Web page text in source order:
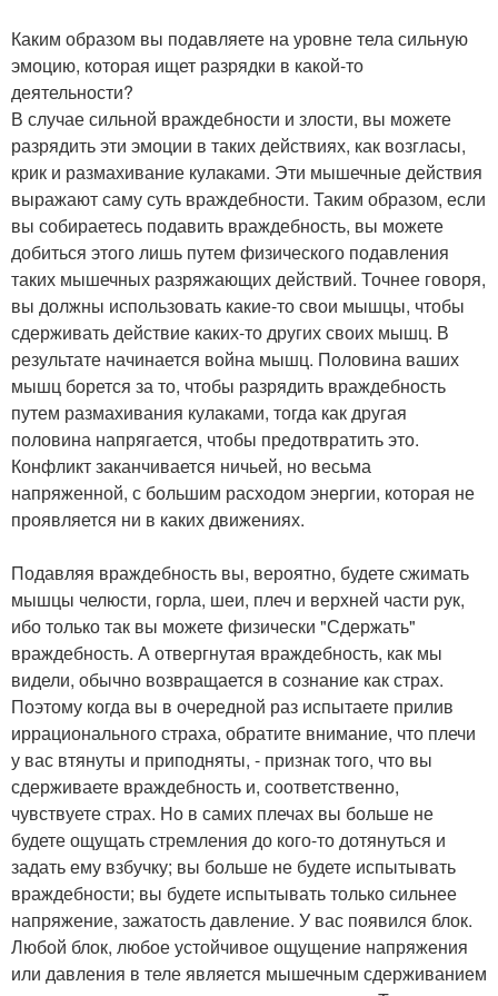
Каким образом вы подавляете на уровне тела сильную
эмоцию, которая ищет разрядки в какой-то
деятельности?
В случае сильной враждебности и злости, вы можете
разрядить эти эмоции в таких действиях, как возгласы,
крик и размахивание кулаками. Эти мышечные действия
выражают саму суть враждебности. Таким образом, если
вы собираетесь подавить враждебность, вы можете
добиться этого лишь путем физического подавления
таких мышечных разряжающих действий. Точнее говоря,
вы должны использовать какие-то свои мышцы, чтобы
сдерживать действие каких-то других своих мышц. В
результате начинается война мышц. Половина ваших
мышц борется за то, чтобы разрядить враждебность
путем размахивания кулаками, тогда как другая
половина напрягается, чтобы предотвратить это.
Конфликт заканчивается ничьей, но весьма
напряженной, с большим расходом энергии, которая не
проявляется ни в каких движениях.
Подавляя враждебность вы, вероятно, будете сжимать
мышцы челюсти, горла, шеи, плеч и верхней части рук,
ибо только так вы можете физически "Сдержать"
враждебность. А отвергнутая враждебность, как мы
видели, обычно возвращается в сознание как страх.
Поэтому когда вы в очередной раз испытаете прилив
иррационального страха, обратите внимание, что плечи
у вас втянуты и приподняты, - признак того, что вы
сдерживаете враждебность и, соответственно,
чувствуете страх. Но в самих плечах вы больше не
будете ощущать стремления до кого-то дотянуться и
задать ему взбучку; вы больше не будете испытывать
враждебности; вы будете испытывать только сильнее
напряжение, зажатость давление. У вас появился блок.
Любой блок, любое устойчивое ощущение напряжения
или давления в теле является мышечным сдерживанием